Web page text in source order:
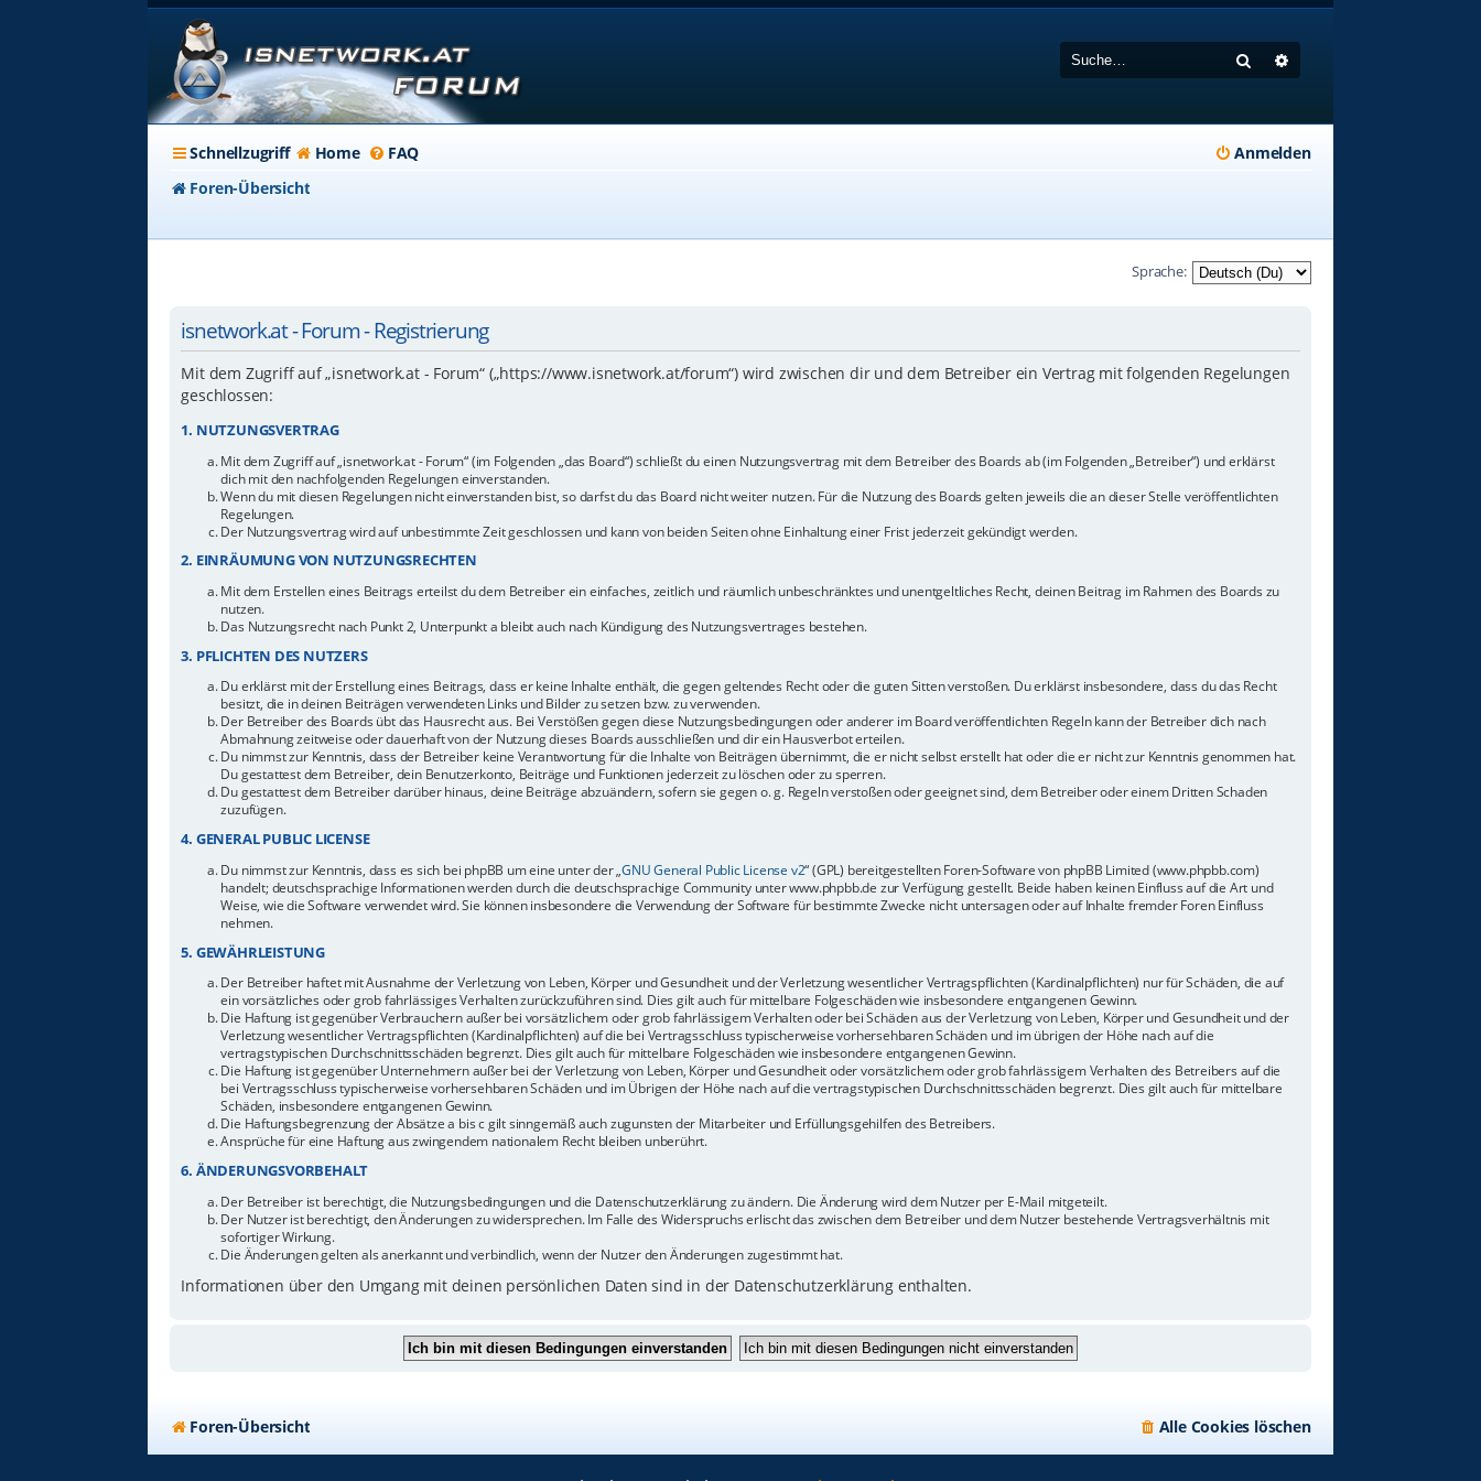
Suche
Schnellzugriff Home FAQ
Anmelden
Foren-Übersicht
Sprache:
isnetwork.at - Forum - Registrierung
Mit dem Zugriff auf „isnetwork.at - Forum“ („https://www.isnetwork.at/forum“) wird zwischen dir und dem Betreiber ein Vertrag mit folgenden Regelungen
geschlossen:
1. NUTZUNGSVERTRAG
Mit dem Zugriff auf „isnetwork.at - Forum“ (im Folgenden „das Board“) schließt du einen Nutzungsvertrag mit dem Betreiber des Boards ab (im Folgenden „Betreiber“) und erklärst
dich mit den nachfolgenden Regelungen einverstanden.
Wenn du mit diesen Regelungen nicht einverstanden bist, so darfst du das Board nicht weiter nutzen. Für die Nutzung des Boards gelten jeweils die an dieser Stelle veröffentlichten
Regelungen.
Der Nutzungsvertrag wird auf unbestimmte Zeit geschlossen und kann von beiden Seiten ohne Einhaltung einer Frist jederzeit gekündigt werden.
2. EINRÄUMUNG VON NUTZUNGSRECHTEN
Mit dem Erstellen eines Beitrags erteilst du dem Betreiber ein einfaches, zeitlich und räumlich unbeschränktes und unentgeltliches Recht, deinen Beitrag im Rahmen des Boards zu
nutzen.
Das Nutzungsrecht nach Punkt 2, Unterpunkt a bleibt auch nach Kündigung des Nutzungsvertrages bestehen.
3. PFLICHTEN DES NUTZERS
Du erklärst mit der Erstellung eines Beitrags, dass er keine Inhalte enthält, die gegen geltendes Recht oder die guten Sitten verstoßen. Du erklärst insbesondere, dass du das Recht
besitzt, die in deinen Beiträgen verwendeten Links und Bilder zu setzen bzw. zu verwenden.
Der Betreiber des Boards übt das Hausrecht aus. Bei Verstößen gegen diese Nutzungsbedingungen oder anderer im Board veröffentlichten Regeln kann der Betreiber dich nach
Abmahnung zeitweise oder dauerhaft von der Nutzung dieses Boards ausschließen und dir ein Hausverbot erteilen.
Du nimmst zur Kenntnis, dass der Betreiber keine Verantwortung für die Inhalte von Beiträgen übernimmt, die er nicht selbst erstellt hat oder die er nicht zur Kenntnis genommen hat.
Du gestattest dem Betreiber, dein Benutzerkonto, Beiträge und Funktionen jederzeit zu löschen oder zu sperren.
Du gestattest dem Betreiber darüber hinaus, deine Beiträge abzuändern, sofern sie gegen o. g. Regeln verstoßen oder geeignet sind, dem Betreiber oder einem Dritten Schaden
zuzufügen.
4. GENERAL PUBLIC LICENSE
Du nimmst zur Kenntnis, dass es sich bei phpBB um eine unter der „GNU General Public License v2“ (GPL) bereitgestellten Foren-Software von phpBB Limited (www.phpbb.com)
handelt; deutschsprachige Informationen werden durch die deutschsprachige Community unter www.phpbb.de zur Verfügung gestellt. Beide haben keinen Einfluss auf die Art und
Weise, wie die Software verwendet wird. Sie können insbesondere die Verwendung der Software für bestimmte Zwecke nicht untersagen oder auf Inhalte fremder Foren Einfluss
nehmen.
5. GEWÄHRLEISTUNG
Der Betreiber haftet mit Ausnahme der Verletzung von Leben, Körper und Gesundheit und der Verletzung wesentlicher Vertragspflichten (Kardinalpflichten) nur für Schäden, die auf
ein vorsätzliches oder grob fahrlässiges Verhalten zurückzuführen sind. Dies gilt auch für mittelbare Folgeschäden wie insbesondere entgangenen Gewinn.
Die Haftung ist gegenüber Verbrauchern außer bei vorsätzlichem oder grob fahrlässigem Verhalten oder bei Schäden aus der Verletzung von Leben, Körper und Gesundheit und der
Verletzung wesentlicher Vertragspflichten (Kardinalpflichten) auf die bei Vertragsschluss typischerweise vorhersehbaren Schäden und im übrigen der Höhe nach auf die
vertragstypischen Durchschnittsschäden begrenzt. Dies gilt auch für mittelbare Folgeschäden wie insbesondere entgangenen Gewinn.
Die Haftung ist gegenüber Unternehmern außer bei der Verletzung von Leben, Körper und Gesundheit oder vorsätzlichem oder grob fahrlässigem Verhalten des Betreibers auf die
bei Vertragsschluss typischerweise vorhersehbaren Schäden und im Übrigen der Höhe nach auf die vertragstypischen Durchschnittsschäden begrenzt. Dies gilt auch für mittelbare
Schäden, insbesondere entgangenen Gewinn.
Die Haftungsbegrenzung der Absätze a bis c gilt sinngemäß auch zugunsten der Mitarbeiter und Erfüllungsgehilfen des Betreibers.
Ansprüche für eine Haftung aus zwingendem nationalem Recht bleiben unberührt.
6. ÄNDERUNGSVORBEHALT
Der Betreiber ist berechtigt, die Nutzungsbedingungen und die Datenschutzerklärung zu ändern. Die Änderung wird dem Nutzer per E-Mail mitgeteilt.
Der Nutzer ist berechtigt, den Änderungen zu widersprechen. Im Falle des Widerspruchs erlischt das zwischen dem Betreiber und dem Nutzer bestehende Vertragsverhältnis mit
sofortiger Wirkung.
Die Änderungen gelten als anerkannt und verbindlich, wenn der Nutzer den Änderungen zugestimmt hat.
Informationen über den Umgang mit deinen persönlichen Daten sind in der Datenschutzerklärung enthalten.
Foren-Übersicht Alle Cookies löschen